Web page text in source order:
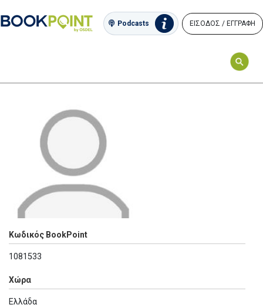
Podcasts ΕΙΣΟΔΟΣ / ΕΓΓΡΑΦΗ
Κωδικός BookPoint
1081533
Χώρα
Ελλάδα